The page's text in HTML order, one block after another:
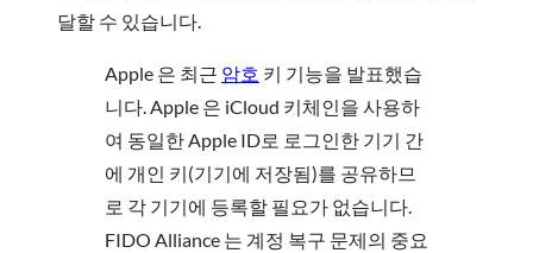
달할 수 있습니다.
Apple 은 최근 암호 키 기능을 발표했습
니다. Apple 은 iCloud 키체인을 사용하
여 동일한 Apple ID로 로그인한 기기 간
에 개인 키(기기에 저장됨)를 공유하므
로 각 기기에 등록할 필요가 없습니다.
FIDO Alliance 는 계정 복구 문제의 중요